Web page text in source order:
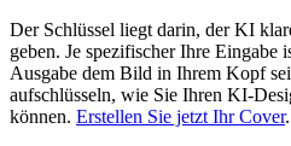
Der Schlüssel liegt darin, der KI
geben. Je spezifischer Ihre Eingabe
Ausgabe dem Bild in Ihrem Kopf
aufschlüsseln, wie Sie Ihren KI-
können. Erstellen Sie jetzt Ihr Cover.